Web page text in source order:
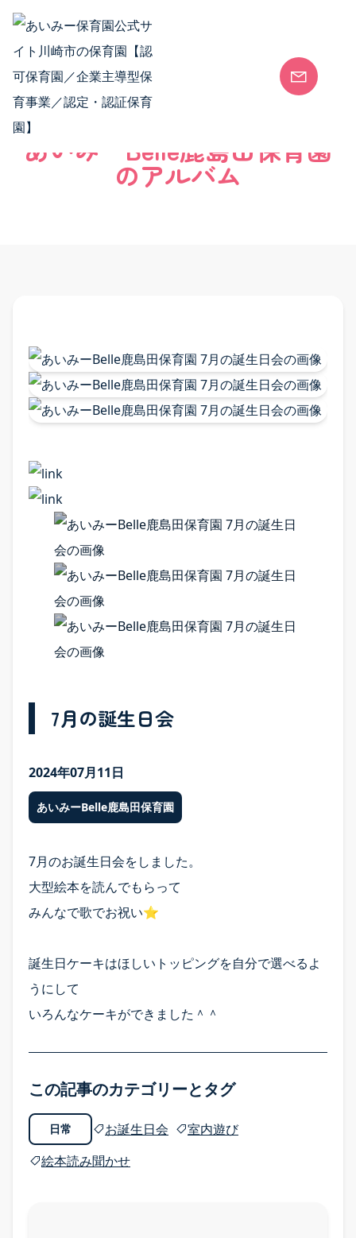
Skip to content
安全安心な保育園
安全安心な保育園 TOP
安全安心な保育環境
園のまなび
園のまなび TOP
食育
各園のご案内
あいみーBelle鹿島田保育園
のアルバム
7月の誕生日会
2024年07月11日
あいみーBelle鹿島田保育園
7月のお誕生日会をしました。
大型絵本を読んでもらって
みんなで歌でお祝い⭐︎
誕生日ケーキはほしいトッピングを自分で選べるよ
うにして
いろんなケーキができました＾＾
この記事のカテゴリーとタグ
日常 お誕生日会
室内遊び
絵本読み聞かせ